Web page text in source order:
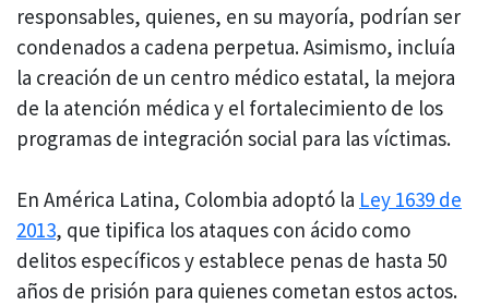
responsables, quienes, en su mayoría, podrían ser
condenados a cadena perpetua. Asimismo, incluía
la creación de un centro médico estatal, la mejora
de la atención médica y el fortalecimiento de los
programas de integración social para las víctimas.
En América Latina, Colombia adoptó la Ley 1639 de
2013, que tipifica los ataques con ácido como
delitos específicos y establece penas de hasta 50
años de prisión para quienes cometan estos actos.